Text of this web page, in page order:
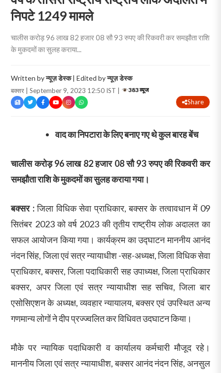
निपटे 1249 मामले
चालीस करोड़ 96 लाख 82 हजार 08 सौ 93 रुपए की रिकवरी कर समझौता राशि
के मुकदमों का सुलह कराया...
Written byन्यूज़ डेस्क| Edited byन्यूज़ डेस्क
बक्सर | September 9, 2023 12:50 IST | 383 व्यूज
Share
वाद का निपटारा के लिए बनाए गए थे कुल बारह बेंच
चालीस करोड़ 96 लाख 82 हजार 08 सौ 93 रुपए की रिकवरी कर
समझौता राशि के मुकदमों का सुलह कराया गया।
बक्सर :जिला विधिक सेवा प्राधिकार, बक्सर के तत्वावधान में 09
सितंबर 2023 को वर्ष 2023 की तृतीय राष्ट्रीय लोक अदालत का
सफल आयोजन किया गया। कार्यक्रम का उद्घाटन माननीय आनंद
नंदन सिंह, जिला एवं सत्र न्यायाधीश -सह-अध्यक्ष, जिला विधिक सेवा
प्राधिकार, बक्सर, जिला पदाधिकारी सह उपाध्यक्ष, जिला प्राधिकार
बक्सर, अपर जिला एवं सत्र न्यायाधीश सह सचिव, जिला बार
एसोसिएशन के अध्यक्ष, व्यवहार न्यायालय, बक्सर एवं उपस्थित अन्य
गणमान्य लोगों ने दीप प्रज्ज्वलित कर विधिवत उदघाटन किया।
मौके पर न्यायिक पदाधिकारी व कार्यालय कर्मचारी मौजूद रहे।
माननीय जिला एवं सत्र न्यायाधीश, बक्सर आनंद नंदन सिंह, अनसुल